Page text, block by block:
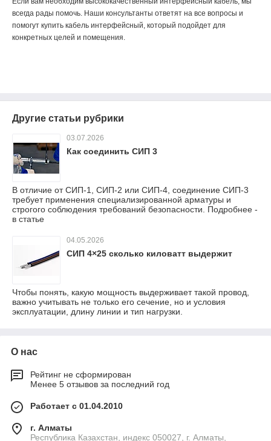
всегда рады помочь. Наши консультанты ответят на все вопросы и
помогут купить кабель интерфейсный, который подойдет для
конкретных целей и помещения.
Другие статьи рубрики
03.07.2026
Как соединить СИП 3
В отличие от СИП-1, СИП-2 или СИП-4, соединение СИП-3
требует применения специализированной арматуры и
строгого соблюдения требований безопасности. Подробнее -
в статье
04.05.2026
СИП 4×25 сколько киловатт выдержит
Чтобы понять, какую мощность выдерживает такой провод,
важно учитывать не только его сечение, но и условия
эксплуатации, длину линии и тип нагрузки.
О нас
Рейтинг не сформирован
Менее 5 отзывов за последний год
Работает с 01.04.2010
г. Алматы
Республика Казахстан, индекс 050027, г. Алматы,